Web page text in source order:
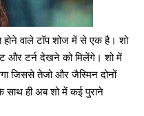
होने वाले टॉप शोज में से एक है। शो
और टर्न देखने को मिलेंगे। शो में
जिससे तेजो और जैस्मिन दोनों
के साथ ही अब शो में कई पुराने